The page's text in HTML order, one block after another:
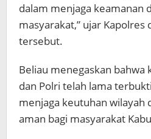
dalam menjaga keamanan
masyarakat,” ujar Kapolres
tersebut.
Beliau menegaskan bahwa
dan Polri telah lama
menjaga keutuhan wilayah
aman bagi masyarakat